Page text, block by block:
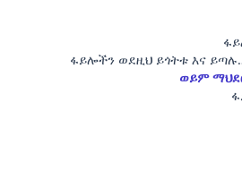
ፋይሎችን ወደዚህ ይጎትቱ እና
ወይም